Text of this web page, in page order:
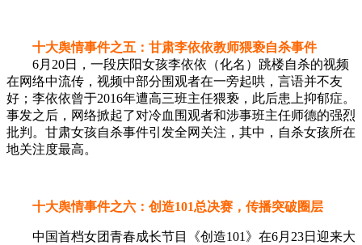
十大舆情事件之五：甘肃李依依教师猥亵自杀事件
6月20日，一段庆阳女孩李依依（化名）跳楼自杀的视频
在网络中流传，视频中部分围观者在一旁起哄，言语并不友
好；李依依曾于2016年遭高三班主任猥亵，此后患上抑郁症。
事发之后，网络掀起了对冷血围观者和涉事班主任师德的强烈
批判。甘肃女孩自杀事件引发全网关注，其中，自杀女孩所在
地关注度最高。
十大舆情事件之六：创造101总决赛，传播突破圈层
中国首档女团青春成长节目《创造101》在6月23日迎来大